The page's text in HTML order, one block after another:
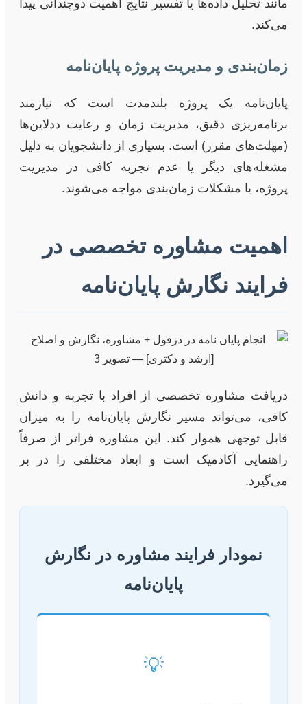
مانند تحلیل داده‌ها یا تفسیر نتایج اهمیت دوچندانی پیدا
می‌کند.
زمان‌بندی و مدیریت پروژه پایان‌نامه
پایان‌نامه یک پروژه بلندمدت است که نیازمند
برنامه‌ریزی دقیق، مدیریت زمان و رعایت ددلاین‌ها
(مهلت‌های مقرر) است. بسیاری از دانشجویان به دلیل
مشغله‌های دیگر یا عدم تجربه کافی در مدیریت
پروژه، با مشکلات زمان‌بندی مواجه می‌شوند.
اهمیت مشاوره تخصصی در
فرایند نگارش پایان‌نامه
دریافت مشاوره تخصصی از افراد با تجربه و دانش
کافی، می‌تواند مسیر نگارش پایان‌نامه را به میزان
قابل توجهی هموار کند. این مشاوره فراتر از صرفاً
راهنمایی آکادمیک است و ابعاد مختلفی را در بر
می‌گیرد.
نمودار فرایند مشاوره در نگارش
پایان‌نامه
💡